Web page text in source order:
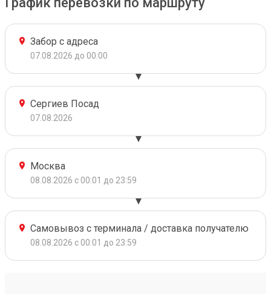
Забор с адреса
07.08.2026 до 00:00
Сергиев Посад
07.08.2026
Москва
08.08.2026 с 00:01 до 23:59
Самовывоз с терминала / доставка получателю
08.08.2026 с 00:01 до 23:59